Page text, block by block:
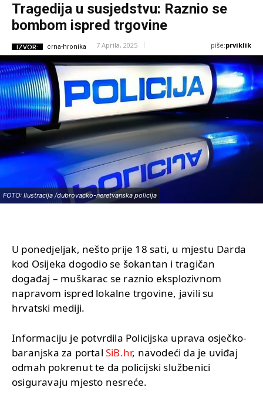
Tragedija u susjedstvu: Raznio se
bombom ispred trgovine
IZVOR: crna-hronika 7 Aprila, 2025 piše:prviklik
FOTO: Ilustracija /dubrovacko-neretvanska policija
U ponedjeljak, nešto prije 18 sati, u mjestu Darda
kod Osijeka dogodio se šokantan i tragičan
događaj – muškarac se raznio eksplozivnom
napravom ispred lokalne trgovine, javili su
hrvatski mediji.
Informaciju je potvrdila Policijska uprava osječko-
baranjska za portal SiB.hr, navodeći da je uviđaj
odmah pokrenut te da policijski službenici
osiguravaju mjesto nesreće.